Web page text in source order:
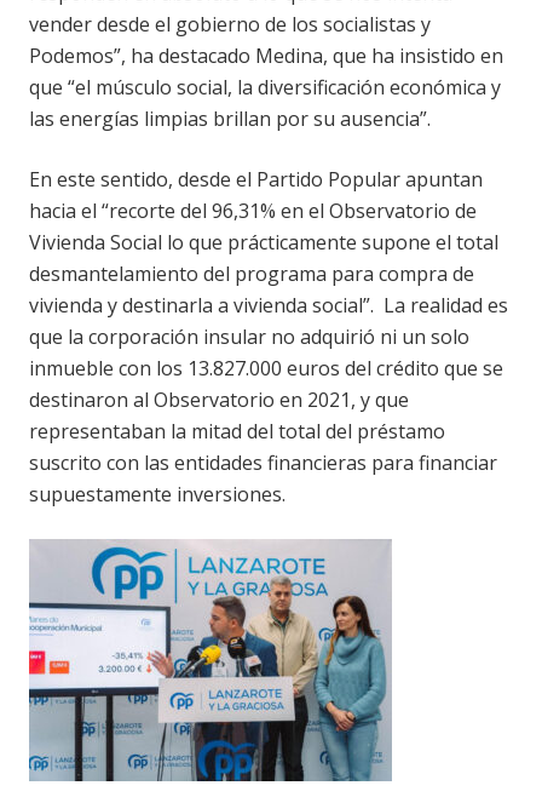
vender desde el gobierno de los socialistas y
Podemos”, ha destacado Medina, que ha insistido en
que “el músculo social, la diversificación económica y
las energías limpias brillan por su ausencia”.
En este sentido, desde el Partido Popular apuntan
hacia el “recorte del 96,31% en el Observatorio de
Vivienda Social lo que prácticamente supone el total
desmantelamiento del programa para compra de
vivienda y destinarla a vivienda social”. La realidad es
que la corporación insular no adquirió ni un solo
inmueble con los 13.827.000 euros del crédito que se
destinaron al Observatorio en 2021, y que
representaban la mitad del total del préstamo
suscrito con las entidades financieras para financiar
supuestamente inversiones.